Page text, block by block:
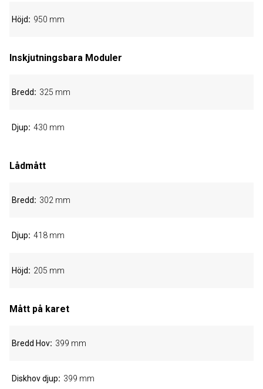
Höjd 950 mm
Inskjutningsbara Moduler
Bredd 325 mm
Djup 430 mm
Lådmått
Bredd 302 mm
Djup 418 mm
Höjd 205 mm
Mått på karet
Bredd Hov 399 mm
Diskhov djup 399 mm